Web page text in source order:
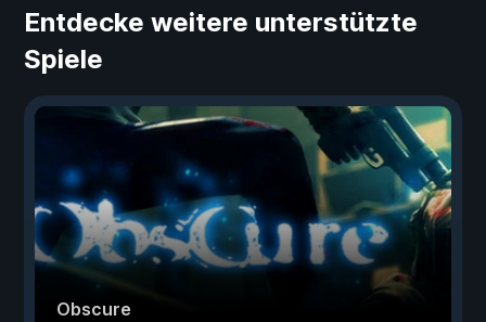
Entdecke weitere unterstützte
Spiele
Obscure